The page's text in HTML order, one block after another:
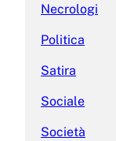
Necrologi
Politica
Satira
Sociale
Società